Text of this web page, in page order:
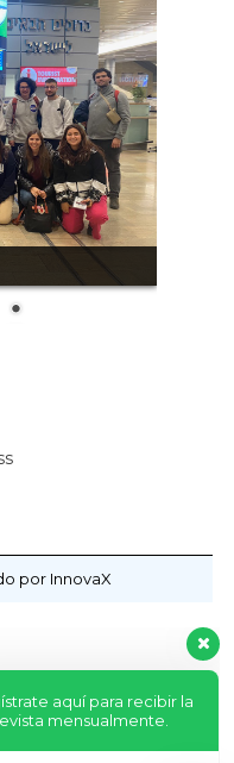
por InnovaX
aquí para recibir la